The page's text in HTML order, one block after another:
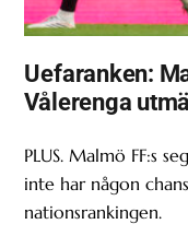
Uefaranken:
Vålerenga
PLUS. Malmö FF:s
inte har någon
nationsrankingen.